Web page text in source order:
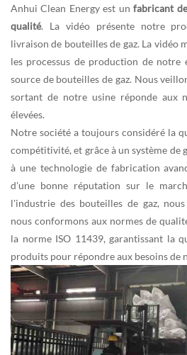
Anhui Clean Energy est unfabricant
qualité. La vidéo présente notre
livraison de bouteilles de gaz. La vidéo
les processus de production de notre
source de bouteilles de gaz. Nous
sortant de notre usine réponde aux
élevées.
Notre société a toujours considéré la
compétitivité, et grâce à un système de
à une technologie de fabrication
d'une bonne réputation sur le
l'industrie des bouteilles de gaz,
nous conformons aux normes de
la norme ISO 11439, garantissant la
produits pour répondre aux besoins de